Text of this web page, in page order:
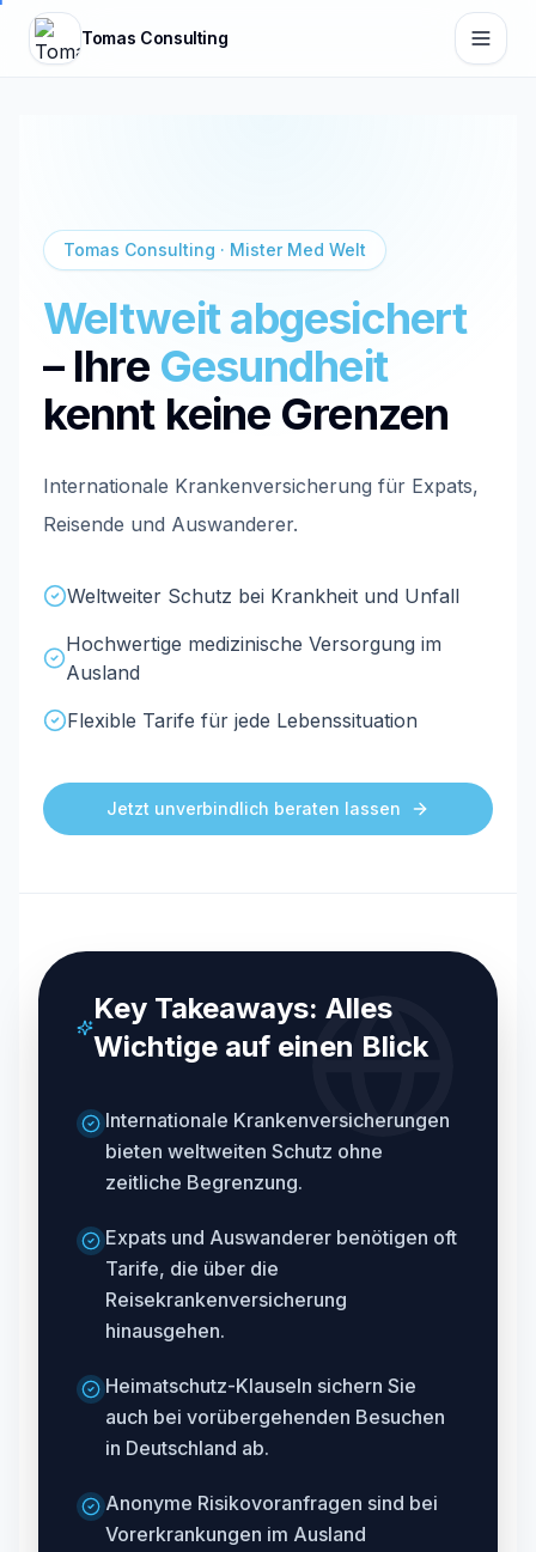
Zum Hauptinhalt springen
Tomas Consulting
Tomas Consulting · Mister Med Welt
Weltweit abgesichert
– Ihre Gesundheit
kennt keine Grenzen
Internationale Krankenversicherung für Expats,
Reisende und Auswanderer.
Weltweiter Schutz bei Krankheit und Unfall
Hochwertige medizinische Versorgung im
Ausland
Flexible Tarife für jede Lebenssituation
Jetzt unverbindlich beraten lassen
Key Takeaways: Alles
Wichtige auf einen Blick
Internationale Krankenversicherungen
bieten weltweiten Schutz ohne
zeitliche Begrenzung.
Expats und Auswanderer benötigen oft
Tarife, die über die
Reisekrankenversicherung
hinausgehen.
Heimatschutz-Klauseln sichern Sie
auch bei vorübergehenden Besuchen
in Deutschland ab.
Anonyme Risikovoranfragen sind bei
Vorerkrankungen im Ausland